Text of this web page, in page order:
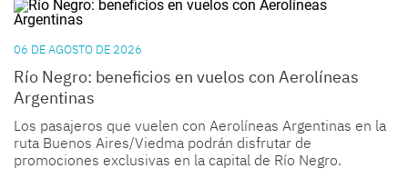
06 DE AGOSTO DE 2026
Río Negro: beneficios en vuelos con Aerolíneas
Argentinas
Los pasajeros que vuelen con Aerolíneas Argentinas en la
ruta Buenos Aires/Viedma podrán disfrutar de
promociones exclusivas en la capital de Río Negro.